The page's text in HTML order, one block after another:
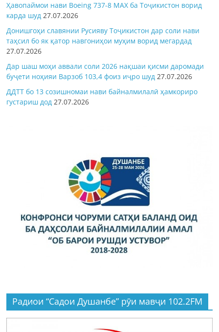
Ҳавопаймои нави Boeing 737-8 MAX ба Тоҷикистон ворид
карда шуд 27.07.2026
Донишгоҳи славянии Русияву Тоҷикистон дар соли нави
таҳсил бо як қатор навгониҳои муҳим ворид мегардад
27.07.2026
Дар шаш моҳи аввали соли 2026 нақшаи қисми даромади
буҷети ноҳияи Варзоб 103,4 фоиз иҷро шуд 27.07.2026
ДДТТ бо 13 созишномаи нави байналмилалӣ ҳамкориро
густариш дод 27.07.2026
Радиои “Садои Душанбе” рӯи мавҷи 102.2FM